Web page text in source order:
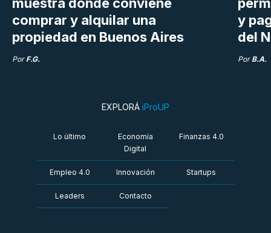
comprar y alquilar una
propiedad en Buenos Aires
Por F.G.
y
del
Por B.A.
EXPLORÁ iProUP
Lo último
Economía
Digital
Finanzas 4.0
Empleo 4.0 Innovación Startups
Leaders Contacto